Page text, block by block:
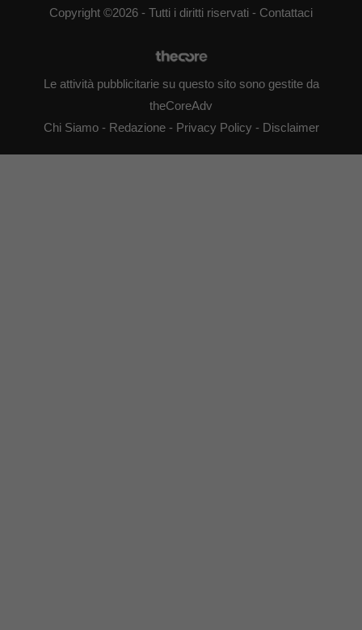
Copyright ©2026 - Tutti i diritti riservati - Contattaci
Le attività pubblicitarie su questo sito sono gestite da
theCoreAdv
Chi Siamo- Redazione- Privacy Policy - Disclaimer